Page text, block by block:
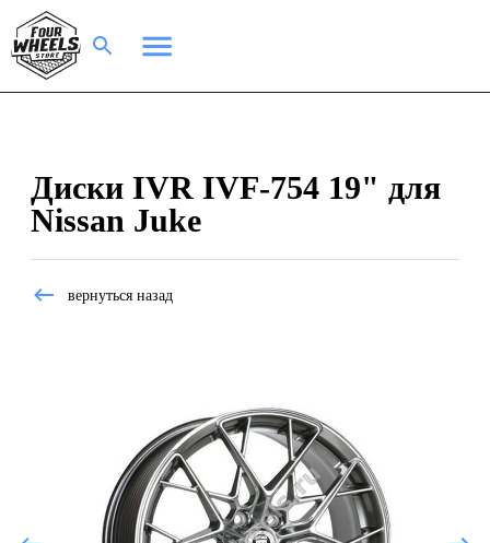
Диски IVR IVF-754 19" для
Nissan Juke
вернуться назад